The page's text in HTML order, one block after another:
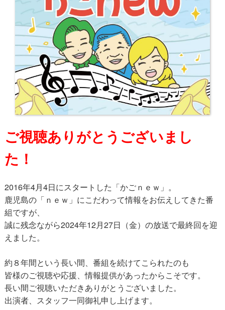
ご視聴ありがとうございまし
た！
2016年4月4日にスタートした「かごｎｅｗ」。
鹿児島の「ｎｅｗ」にこだわって情報をお伝えしてきた番
組ですが、
誠に残念ながら2024年12月27日（金）の放送で最終回を迎
えました。
約８年間という長い間、番組を続けてこられたのも
皆様のご視聴や応援、情報提供があったからこそです。
長い間ご視聴いただきありがとうございました。
出演者、スタッフ一同御礼申し上げます。